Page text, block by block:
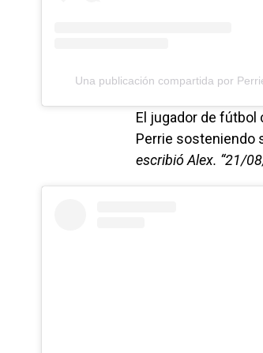
Una publicación compartida por
El jugador de fútbol
Perrie sosteniendo
escribió Alex. “21/